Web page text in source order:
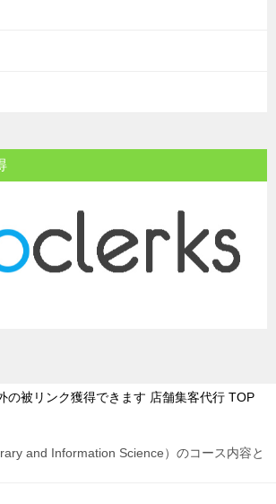
の被リンク獲得できます 店舗集客代行 TOP
and Information Science）のコース内容と